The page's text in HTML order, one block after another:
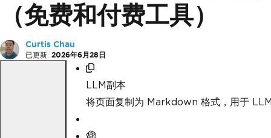
（免费和付费工具）
Curtis Chau
已更新: 2026年6月28日
LLM副本
将页面复制为 Markdown 格式，用于